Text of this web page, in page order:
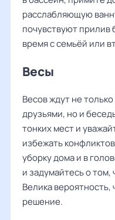
расслабляющую
почувствуют прилив
время с семьёй или
Весы
Весов ждут не
друзьями, но и
тонких мест и
избежать
уборку дома и в
и задумайтесь о том,
Велика
решение.